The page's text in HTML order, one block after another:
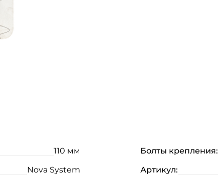
110 мм Болты крепления:
Nova System Артикул: